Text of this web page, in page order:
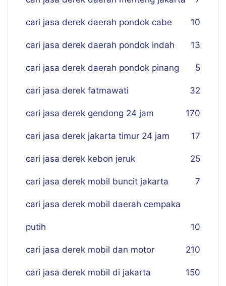
cari jasa derek daerah pondok cabe 10
cari jasa derek daerah pondok indah 13
cari jasa derek daerah pondok pinang 5
cari jasa derek fatmawati 32
cari jasa derek gendong 24 jam 170
cari jasa derek jakarta timur 24 jam 17
cari jasa derek kebon jeruk 25
cari jasa derek mobil buncit jakarta 7
cari jasa derek mobil daerah cempaka
putih 10
cari jasa derek mobil dan motor 210
cari jasa derek mobil di jakarta 150